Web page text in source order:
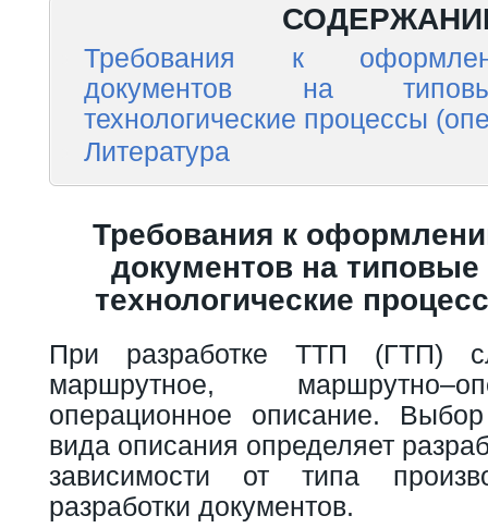
Требования к
документов на
технологические процессы
Литература
Требования к
документов на
технологические
При разработке ТТП (ГТП)
маршрутное,
операционное описание. Выбор
вида описания определяет
зависимости от типа
разработки документов.